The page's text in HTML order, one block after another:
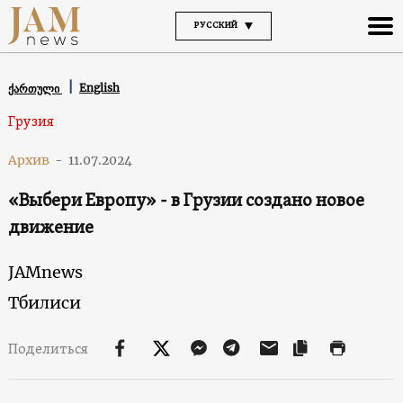
РУССКИЙ
ქართული English
Грузия
Архив - 11.07.2024
«Выбери Европу» - в Грузии создано новое
движение
JAMnews
Тбилиси
Поделиться